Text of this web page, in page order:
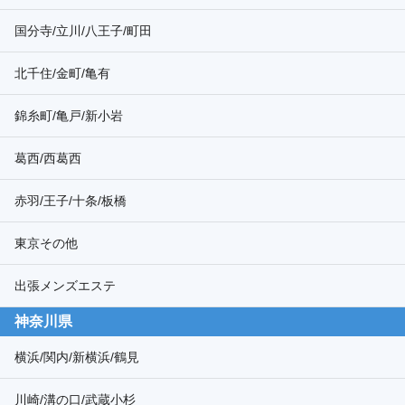
国分寺/立川/八王子/町田
北千住/金町/亀有
錦糸町/亀戸/新小岩
葛西/西葛西
赤羽/王子/十条/板橋
東京その他
出張メンズエステ
神奈川県
横浜/関内/新横浜/鶴見
川崎/溝の口/武蔵小杉